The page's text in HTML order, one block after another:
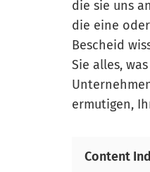
die sie uns
die eine
Bescheid
Sie alles,
ermutigen,
Content